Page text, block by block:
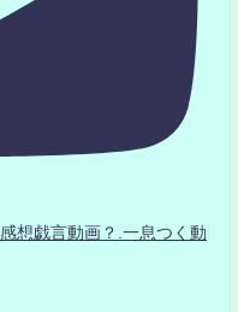
戯言動画？.一息つく動